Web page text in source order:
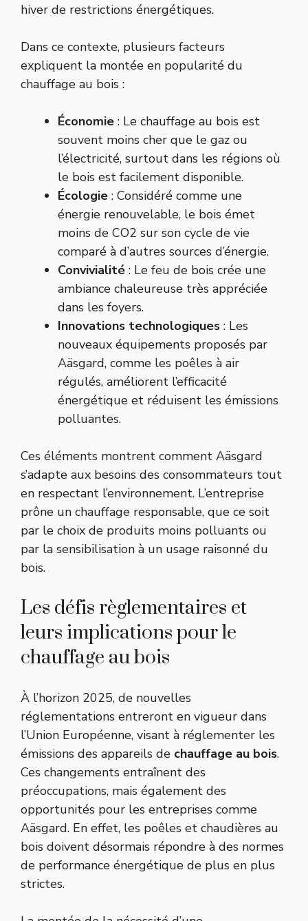
hiver de restrictions énergétiques.
Dans ce contexte, plusieurs facteurs
expliquent la montée en popularité du
chauffage au bois :
Économie : Le chauffage au bois est
souvent moins cher que le gaz ou
l’électricité, surtout dans les régions où
le bois est facilement disponible.
Écologie : Considéré comme une
énergie renouvelable, le bois émet
moins de CO2 sur son cycle de vie
comparé à d’autres sources d’énergie.
Convivialité : Le feu de bois crée une
ambiance chaleureuse très appréciée
dans les foyers.
Innovations technologiques : Les
nouveaux équipements proposés par
Aäsgard, comme les poêles à air
régulés, améliorent l’efficacité
énergétique et réduisent les émissions
polluantes.
Ces éléments montrent comment Aäsgard
s’adapte aux besoins des consommateurs tout
en respectant l’environnement. L’entreprise
prône un chauffage responsable, que ce soit
par le choix de produits moins polluants ou
par la sensibilisation à un usage raisonné du
bois.
Les défis règlementaires et
leurs implications pour le
chauffage au bois
À l’horizon 2025, de nouvelles
réglementations entreront en vigueur dans
l’Union Européenne, visant à réglementer les
émissions des appareils de chauffage au bois.
Ces changements entraînent des
préoccupations, mais également des
opportunités pour les entreprises comme
Aäsgard. En effet, les poêles et chaudières au
bois doivent désormais répondre à des normes
de performance énergétique de plus en plus
strictes.